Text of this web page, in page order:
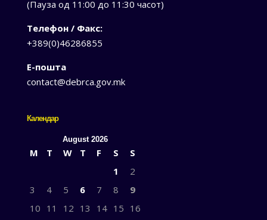
(Пауза од 11:00 до 11:30 часот)
Телефон / Факс:
+389(0)46286855
Е-пошта
contact@debrca.gov.mk
Календар
August 2026
M T W T F S
S
1
2
3
4 5 6 7 8
9
10 11 12 13 14 15 16